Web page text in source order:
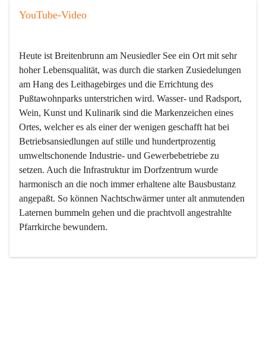
YouTube-Video
Heute ist Breitenbrunn am Neusiedler See ein Ort mit sehr
hoher Lebensqualität, was durch die starken Zusiedelungen
am Hang des Leithagebirges und die Errichtung des
Pußtawohnparks unterstrichen wird. Wasser- und Radsport,
Wein, Kunst und Kulinarik sind die Markenzeichen eines
Ortes, welcher es als einer der wenigen geschafft hat bei
Betriebsansiedlungen auf stille und hundertprozentig
umweltschonende Industrie- und Gewerbebetriebe zu
setzen. Auch die Infrastruktur im Dorfzentrum wurde
harmonisch an die noch immer erhaltene alte Bausbustanz
angepaßt. So können Nachtschwärmer unter alt anmutenden
Laternen bummeln gehen und die prachtvoll angestrahlte
Pfarrkirche bewundern.
Der Weinbau dominert heute nicht mehr, ist aber integrativer